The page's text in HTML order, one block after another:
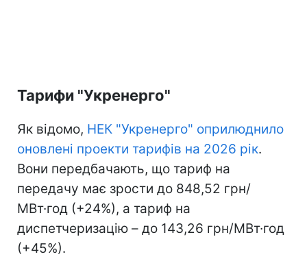
Тарифи "Укренерго"
Як відомо, НЕК "Укренерго" оприлюднило
оновлені проекти тарифів на 2026 рік.
Вони передбачають, що тариф на
передачу має зрости до 848,52 грн/
МВт·год (+24%), а тариф на
диспетчеризацію – до 143,26 грн/МВт·год
(+45%).